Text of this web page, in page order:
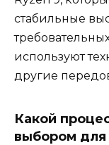
стабильные
используют
другие
Какой
выбором для